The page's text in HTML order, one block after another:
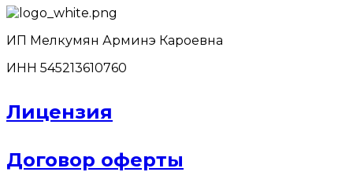
ИП Мелкумян Арминэ Кароевна
ИНН 545213610760
Лицензия
Договор оферты